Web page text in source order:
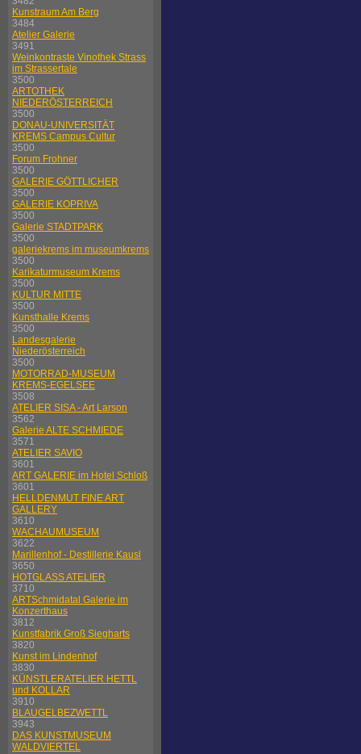
Kunstraum Am Berg
3484
Atelier Galerie
3491
Weinkontraste Vinothek Strass
im Strassertale
3500
ARTOTHEK
NIEDERÖSTERREICH
3500
DONAU-UNIVERSITÄT
KREMS Campus Cultur
3500
Forum Frohner
3500
GALERIE GÖTTLICHER
3500
GALERIE KOPRIVA
3500
Galerie STADTPARK
3500
galeriekrems im museumkrems
3500
Karikaturmuseum Krems
3500
KULTUR MITTE
3500
Kunsthalle Krems
3500
Landesgalerie
Niederösterreich
3500
MOTORRAD-MUSEUM
KREMS-EGELSEE
3508
ATELIER SISA - Art Larson
3562
Galerie ALTE SCHMIEDE
3571
ATELIER SAVIO
3601
ART GALERIE im Hotel Schloß
3601
HELLDENMUT FINE ART
GALLERY
3610
WACHAUMUSEUM
3622
Marillenhof - Destillerie Kausl
3650
HOTGLASS ATELIER
3710
ARTSchmidatal Galerie im
Konzerthaus
3812
Kunstfabrik Groß Siegharts
3820
Kunst im Lindenhof
3830
KÜNSTLERATELIER HETTL
und KOLLAR
3910
BLAUGELBEZWETTL
3943
DAS KUNSTMUSEUM
WALDVIERTEL